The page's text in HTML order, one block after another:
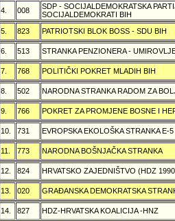
4. 008
SDP - SOCIJALDEMOKRATSKA
SOCIJALDEMOKRATI BIH
5.
823 PATRIOTSKI BLOK BOSS - SDU BIH
6. 513 STRANKA PENZIONERA -
7. 768 POLITIČKI POKRET MLADIH BIH
8. 502 NARODNA STRANKA RADOM ZA
9. 766 POKRET ZA PROMJENE BOSNE I
10. 731 EVROPSKA EKOLOŠKA STRANKA E-5
11. 773 NARODNA BOŠNJAČKA STRANKA
12. 824 HRVATSKO ZAJEDNIŠTVO (HDZ
13. 020 GRAÐANSKA DEMOKRATSKA
14. 827 HDZ-HRVATSKA KOALICIJA -HNZ